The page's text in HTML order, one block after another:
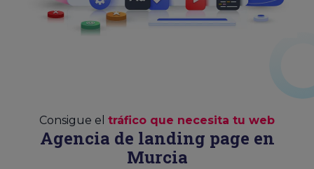
Consigue el tráfico que necesita tu web
Agencia de landing page en
Murcia